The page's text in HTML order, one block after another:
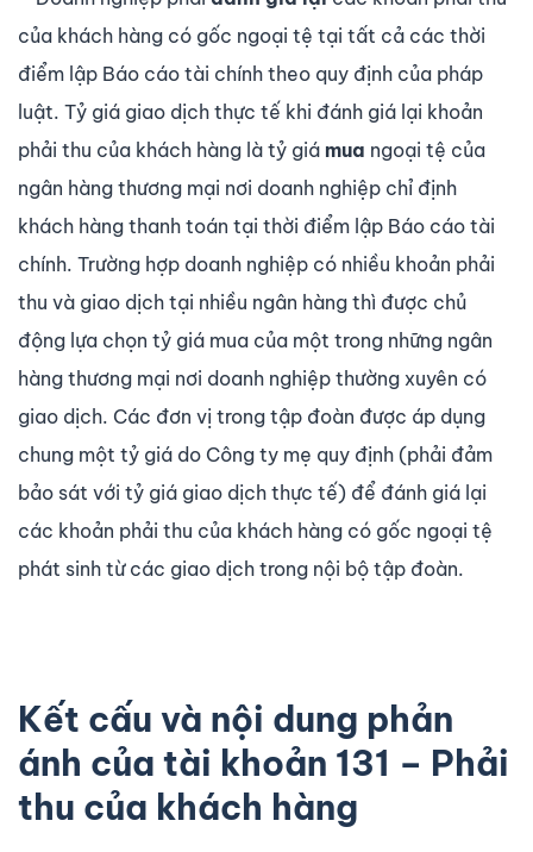
của khách hàng có gốc ngoại tệ tại tất cả các thời
điểm lập Báo cáo tài chính theo quy định của pháp
luật. Tỷ giá giao dịch thực tế khi đánh giá lại khoản
phải thu của khách hàng là tỷ giá mua ngoại tệ của
ngân hàng thương mại nơi doanh nghiệp chỉ định
khách hàng thanh toán tại thời điểm lập Báo cáo tài
chính. Trường hợp doanh nghiệp có nhiều khoản phải
thu và giao dịch tại nhiều ngân hàng thì được chủ
động lựa chọn tỷ giá mua của một trong những ngân
hàng thương mại nơi doanh nghiệp thường xuyên có
giao dịch. Các đơn vị trong tập đoàn được áp dụng
chung một tỷ giá do Công ty mẹ quy định (phải đảm
bảo sát với tỷ giá giao dịch thực tế) để đánh giá lại
các khoản phải thu của khách hàng có gốc ngoại tệ
phát sinh từ các giao dịch trong nội bộ tập đoàn.
Kết cấu và nội dung phản
ánh của tài khoản 131 – Phải
thu của khách hàng